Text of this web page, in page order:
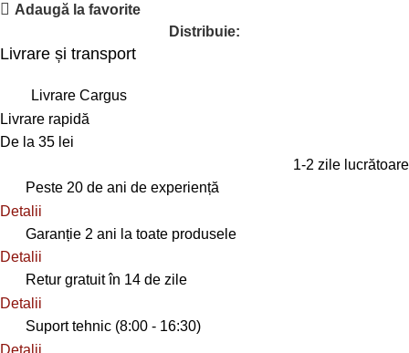
Adaugă la favorite
Distribuie:
Livrare și transport
Livrare Cargus
Livrare rapidă
De la 35 lei
1-2 zile lucrătoare
Peste 20 de ani de experiență
Detalii
Garanție 2 ani la toate produsele
Detalii
Retur gratuit în 14 de zile
Detalii
Suport tehnic (8:00 - 16:30)
Detalii